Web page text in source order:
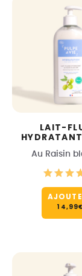
LAIT-
Au Raisin
14,99